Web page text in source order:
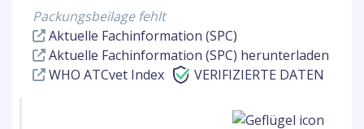
Packungsbeilage fehlt
Aktuelle Fachinformation (SPC)
Aktuelle Fachinformation (SPC) herunterladen
WHO ATCvet Index
VERIFIZIERTE DATEN